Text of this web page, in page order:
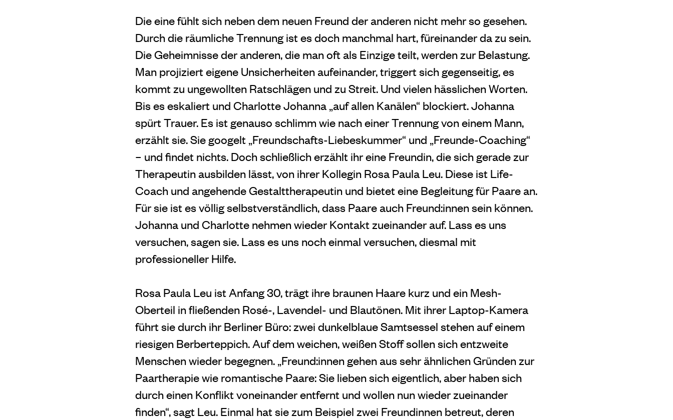
Die eine fühlt sich neben dem neuen Freund der anderen nicht mehr so gesehen.
Durch die räumliche Trennung ist es doch manchmal hart, füreinander da zu sein.
Die Geheimnisseder anderen, die man oft als Einzige teilt, werden zur Belastung.
Man projiziert eigene Unsicherheiten aufeinander, triggert sich gegenseitig, es
kommt zu ungewollten Ratschlägen und zu Streit. Und vielen hässlichen Worten.
Bis es eskaliert und Charlotte Johanna „auf allen Kanälen“ blockiert. Johanna
spürt Trauer. Es ist genauso schlimm wie nach einer Trennung von einem Mann,
erzählt sie. Sie googelt „Freundschafts-Liebeskummer“ und „Freunde-Coaching“
– und findet nichts. Doch schließlich erzählt ihr eine Freundin, die sich gerade zur
Therapeutin ausbilden lässt, von ihrer Kollegin Rosa Paula Leu. Diese ist Life-
Coach und angehende Gestalttherapeutin und bietet eine Begleitung für Paare an.
Für sie ist es völlig selbstverständlich, dass Paare auch Freund:innen sein können.
Johanna und Charlotte nehmen wieder Kontakt zueinander auf. Lass es uns
versuchen, sagen sie. Lass es uns noch einmal versuchen, diesmal mit
professioneller Hilfe.
Rosa Paula Leu ist Anfang 30, trägt ihre braunen Haare kurz und ein Mesh-
Oberteil in fließenden Rosé-, Lavendel- und Blautönen. Mit ihrer Laptop-Kamera
führt sie durch ihr Berliner Büro: zwei dunkelblaue Samtsessel stehen auf einem
riesigen Berberteppich. Auf dem weichen, weißen Stoff sollen sich entzweite
Menschen wieder begegnen. „Freund:innen gehen aus sehr ähnlichen Gründen zur
Paartherapie wie romantische Paare: Sie lieben sich eigentlich, aber haben sich
durch einen Konflikt voneinander entfernt und wollen nun wieder zueinander
finden“, sagt Leu. Einmal hat sie zum Beispiel zwei Freundinnen betreut, deren